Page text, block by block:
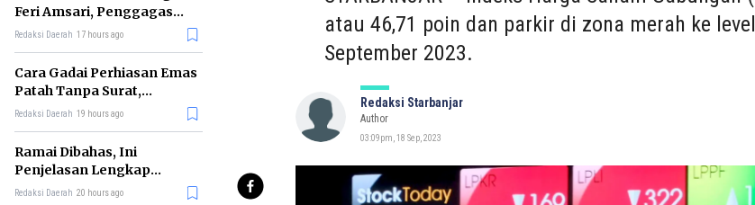
Feri Amsari, Penggagas
Kabinet Bayangan
Redaksi Daerah 17 hours ago
Cara Gadai Perhiasan Emas
Patah Tanpa Surat,
Ternyata Tetap Bisa!
Redaksi Daerah 19 hours ago
Ramai Dibahas, Ini
Penjelasan Lengkap
tentang Konsep Kabinet
Redaksi Daerah 20 hours ago
atau 46,71 poin dan parkir di zona merah ke
September 2023.
Redaksi Starbanjar
Author
03:09pm, 18 Sep, 2023